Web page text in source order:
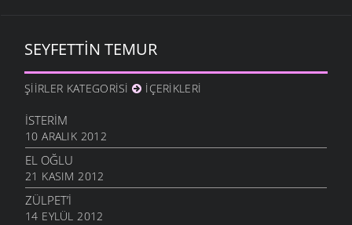
SEYFETTIN TEMUR
ŞIIRLER KATEGORISI İÇERIKLERI
İSTERIM
10 ARALIK 2012
EL OĞLU
21 KASIM 2012
ZÜLPET’I
14 EYLÜL 2012